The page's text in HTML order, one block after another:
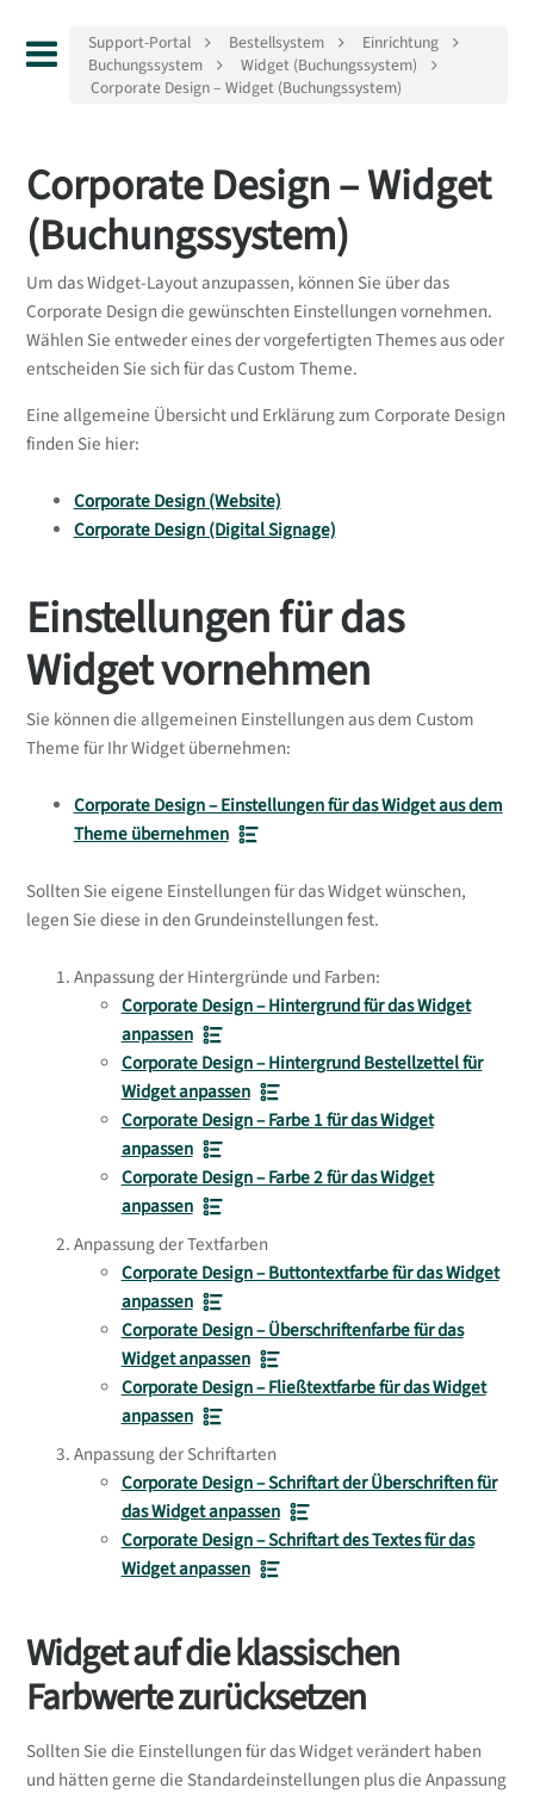
Support-Portal Bestellsystem
Einrichtung
Buchungssystem
Widget (Buchungssystem)
Corporate Design – Widget (Buchungssystem)
Corporate Design – Widget
(Buchungssystem)
Um das Widget-Layout anzupassen, können Sie über das
Corporate Design die gewünschten Einstellungen vornehmen.
Wählen Sie entweder eines der vorgefertigten Themes aus oder
entscheiden Sie sich für das Custom Theme.
Eine allgemeine Übersicht und Erklärung zum Corporate Design
finden Sie hier:
Corporate Design (Website)
Corporate Design (Digital Signage)
Einstellungen für das
Widget vornehmen
Sie können die allgemeinen Einstellungen aus dem Custom
Theme für Ihr Widget übernehmen:
Corporate Design – Einstellungen für das Widget aus dem
Theme übernehmen
Sollten Sie eigene Einstellungen für das Widget wünschen,
legen Sie diese in den Grundeinstellungen fest.
Anpassung der Hintergründe und Farben:
Corporate Design – Hintergrund für das Widget
anpassen
Corporate Design – Hintergrund Bestellzettel für
Widget anpassen
Corporate Design – Farbe 1 für das Widget
anpassen
Corporate Design – Farbe 2 für das Widget
anpassen
Anpassung der Textfarben
Corporate Design – Buttontextfarbe für das Widget
anpassen
Corporate Design – Überschriftenfarbe für das
Widget anpassen
Corporate Design – Fließtextfarbe für das Widget
anpassen
Anpassung der Schriftarten
Corporate Design – Schriftart der Überschriften für
das Widget anpassen
Corporate Design – Schriftart des Textes für das
Widget anpassen
Widget auf die klassischen
Farbwerte zurücksetzen
Sollten Sie die Einstellungen für das Widget verändert haben
und hätten gerne die Standardeinstellungen plus die Anpassung